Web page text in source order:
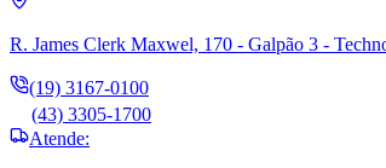
R. James Clerk Maxwel, 170 - Galpão 3 -
(19) 3167-0100
(43) 3305-1700
Atende: